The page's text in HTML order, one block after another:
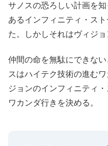
サノスの恐ろしい計画を
あるインフィニティ・ス
た。しかしそれはヴィジョ
仲間の命を無駄にできな
スはハイテク技術の進む
ジョンのインフィニティ
ワカンダ行きを決める。